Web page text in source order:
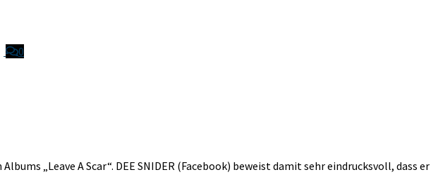
0
„Leave A Scar“. DEE SNIDER (Facebook) beweist damit sehr eindrucksvoll, dass er